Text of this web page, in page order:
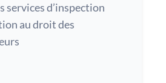
services d’inspection
au droit des